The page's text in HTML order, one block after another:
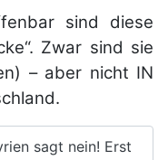
sind diese
Zwar sind sie
– aber nicht IN
sagt nein! Erst